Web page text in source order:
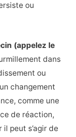
ou
(appelez le
dans
ou
changement
comme une
de réaction,
peut s’agir de